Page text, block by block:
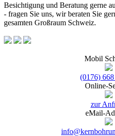
Besichtigung und Beratung gerne
- fragen Sie uns, wir beraten Sie
gesamten Großraum Schweiz.
Mobil
(0176)
Online-
zur
eMail-